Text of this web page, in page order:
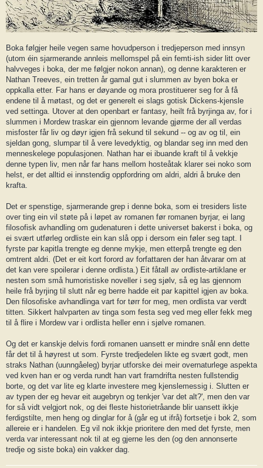
Boka følgjer heile vegen same hovudperson i tredjeperson med innsyn
(utom éin sjarmerande annleis mellomspel på ein femti-ish sider litt over
halvveges i boka, der me følgjer nokon annan), og denne karakteren er
Nathan Treeves, ein tretten år gamal gut i slummen av byen boka er
oppkalla etter. Far hans er døyande og mora prostituerer seg for å få
endene til å møtast, og det er generelt ei slags gotisk Dickens-kjensle
ved settinga. Utover at den openbart er fantasy, heilt frå byrjinga av, for i
slummen i Mordew traskar ein gjennom levande gjørme der all verdas
misfoster får liv og døyr igjen frå sekund til sekund -- og av og til, ein
sjeldan gong, slumpar til å vere levedyktig, og blandar seg inn med den
menneskelege populasjonen. Nathan har ei ibuande kraft til å vekkje
denne typen liv, men når far hans mellom hosteåtak klarer sei noko som
helst, er det alltid ei innstendig oppfordring om aldri, aldri å bruke den
krafta.
Det er spenstige, sjarmerande grep i denne boka, som ei tresiders liste
over ting ein vil støte på i løpet av romanen før romanen byrjar, ei lang
filosofisk avhandling om gudenaturen i dette universet bakerst i boka, og
ei svært utførleg ordliste ein kan slå opp i dersom ein føler seg tapt. I
fyrste par kapitla trengte eg denne mykje, men etterpå trengte eg den
omtrent aldri. (Det er eit kort forord av forfattaren der han åtvarar om at
det kan vere spoilerar i denne ordlista.) Eit fåtall av ordliste-artiklane er
nesten som små humoristiske noveller i seg sjølv, så eg las gjennom
heile frå byrjing til slutt når eg berre hadde eit par kapittel igjen av boka.
Den filosofiske avhandlinga vart for tørr for meg, men ordlista var verdt
titten. Sikkert halvparten av tinga som festa seg ved meg eller fekk meg
til å flire i Mordew var i ordlista heller enn i sjølve romanen.
Og det er kanskje delvis fordi romanen uansett er mindre snål enn dette
får det til å høyrest ut som. Fyrste tredjedelen likte eg svært godt, men
straks Nathan (uunngåeleg) byrjar utforske dei meir overnaturlege aspekta
ved kven han er og verda rundt han vart framdrifta nesten fullstendig
borte, og det var lite eg klarte investere meg kjenslemessig i. Slutten er
av typen der eg hevar eit augebryn og tenkjer 'var det alt?', men den var
for så vidt velgjort nok, og dei fleste historietråande blir uansett ikkje
ferdigstilte, men heng og dinglar for å (går eg ut ifrå) fortsetje i bok 2, som
allereie er i handelen. Eg vil nok ikkje prioritere den med det fyrste, men
verda var interessant nok til at eg gjerne les den (og den annonserte
tredje og siste boka) ein vakker dag.